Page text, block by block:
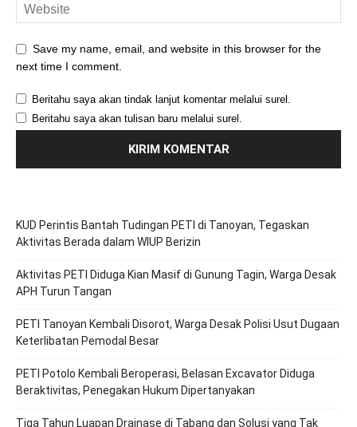
Save my name, email, and website in this browser for the
next time I comment.
Beritahu saya akan tindak lanjut komentar melalui surel.
Beritahu saya akan tulisan baru melalui surel.
KUD Perintis Bantah Tudingan PETI di Tanoyan, Tegaskan
Aktivitas Berada dalam WIUP Berizin
Aktivitas PETI Diduga Kian Masif di Gunung Tagin, Warga Desak
APH Turun Tangan
PETI Tanoyan Kembali Disorot, Warga Desak Polisi Usut Dugaan
Keterlibatan Pemodal Besar
PETI Potolo Kembali Beroperasi, Belasan Excavator Diduga
Beraktivitas, Penegakan Hukum Dipertanyakan
Tiga Tahun Luapan Drainase di Tabang dan Solusi yang Tak